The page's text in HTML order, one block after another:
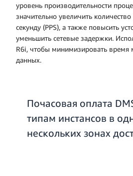
уровень производительности
значительно увеличить
секунду (PPS), а также повысить
уменьшить сетевые задержки.
R6i, чтобы минимизировать время
данных.
Почасовая оплата
типам инстансов в
нескольких зонах